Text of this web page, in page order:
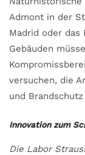
Admont in der
Madrid oder das
Gebäuden
versuchen, die
und
Innovation zum
Die Labor